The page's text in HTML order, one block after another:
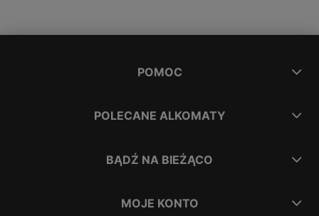
POMOC
POLECANE ALKOMATY
BĄDŹ NA BIEŻĄCO
MOJE KONTO